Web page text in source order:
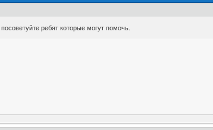
ребят которые могут помочь.